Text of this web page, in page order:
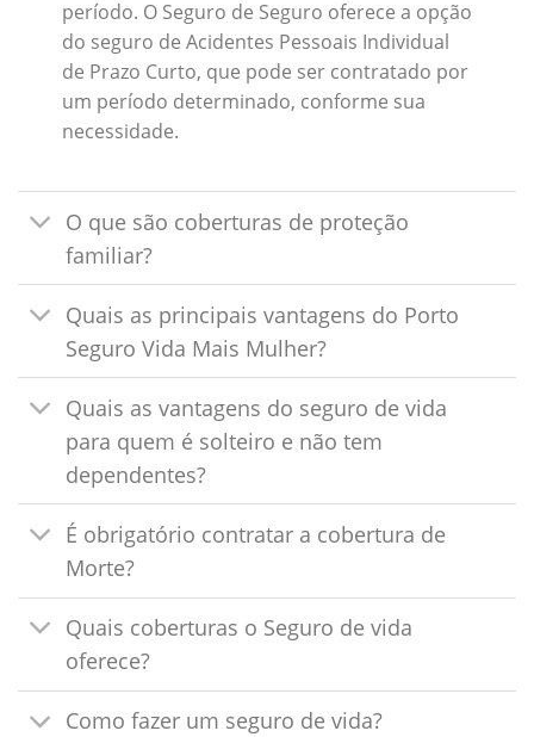
período. O Seguro de Seguro oferece a opção
do seguro de Acidentes Pessoais Individual
de Prazo Curto, que pode ser contratado por
um período determinado, conforme sua
necessidade.
O que são coberturas de proteção
familiar?
Quais as principais vantagens do Porto
Seguro Vida Mais Mulher?
Quais as vantagens do seguro de vida
para quem é solteiro e não tem
dependentes?
É obrigatório contratar a cobertura de
Morte?
Quais coberturas o Seguro de vida
oferece?
Como fazer um seguro de vida?